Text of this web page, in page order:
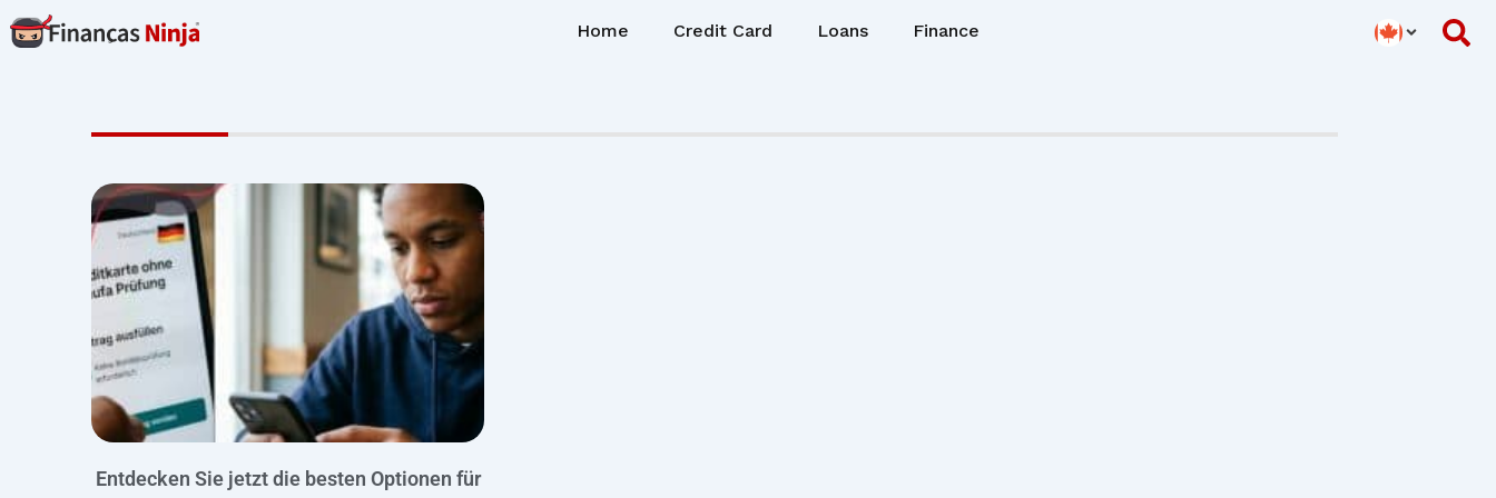
Skip
to
Home Credit Card Loans Finance
Entdecken Sie jetzt die besten Optionen für